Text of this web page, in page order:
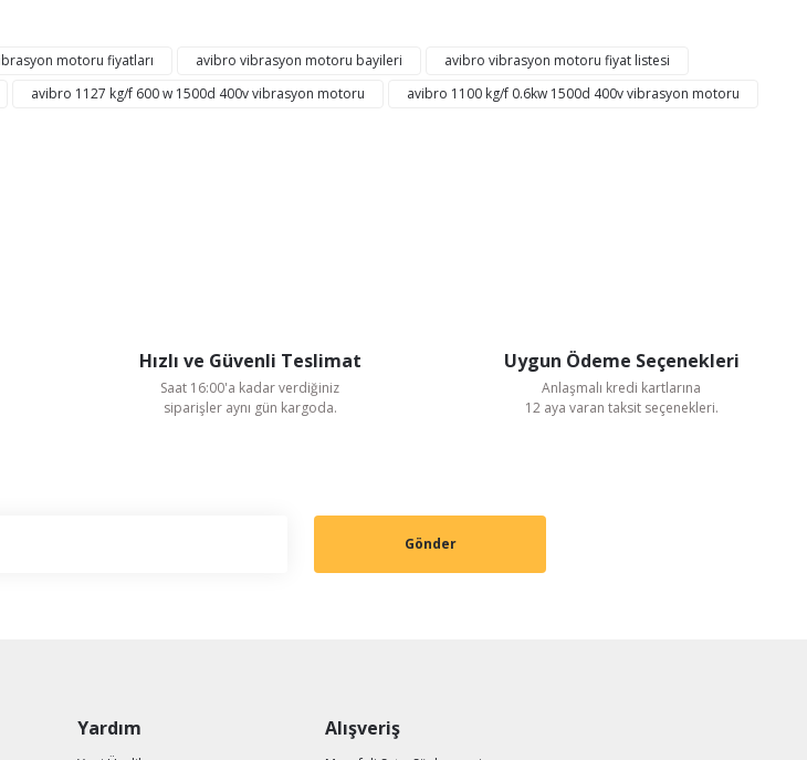
ilk yorumu siz yapın!
motoru fiyatları avibro vibrasyon motoru bayileri
avibro vibrasyon motoru fiyat listesi
avibro 1127 kg/f 600 w 1500d 400v vibrasyon motoru
avibro 1100 kg/f 0.6kw 1500d 400v vibrasyon motoru
Hızlı ve Güvenli Teslimat
Saat 16:00'a kadar verdiğiniz
siparişler aynı gün kargoda.
Uygun Ödeme Seçenekleri
Anlaşmalı kredi kartlarına
12 aya varan taksit seçenekleri.
Gönder
Yardım Alışveriş